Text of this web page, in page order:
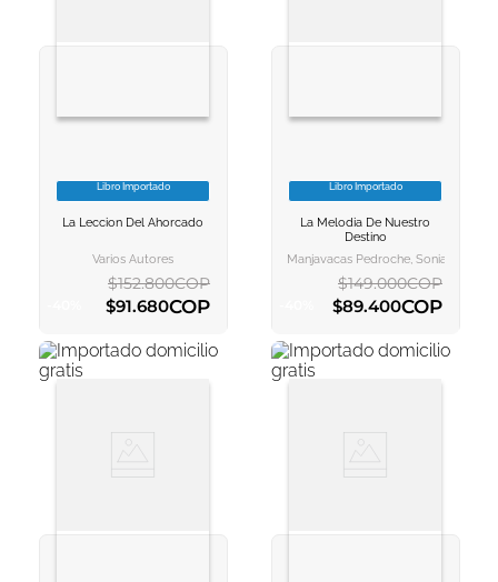
VER INFORMACION
Libro Importado
La Leccion Del Ahorcado
Varios Autores
$152.800COP
$91.680COP
AGREGAR AL CARRITO
VER INFORMACION
AGREGAR AL
Libro Importado
La Melodia De Nuestro
Destino
Manjavacas Pedroche, Sonia
$149.000COP
$89.400COP
AGREGAR AL CARRITO